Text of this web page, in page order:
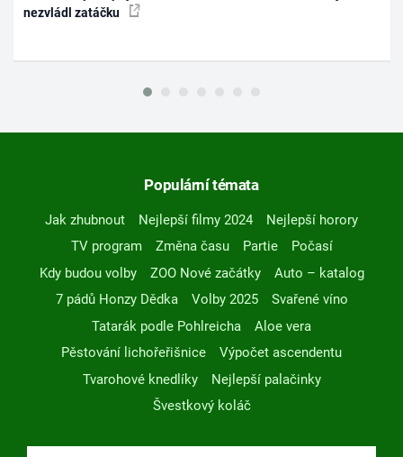
nezvládl zatáčku
Populární témata
Jak zhubnout Nejlepší filmy 2024
Nejlepší horory
TV program
Změna času Partie
Počasí
Kdy budou volby
ZOO Nové začátky
Auto – katalog
7 pádů Honzy Dědka
Volby 2025
Svařené víno
Tatarák podle Pohlreicha
Aloe vera
Pěstování lichořeřišnice
Výpočet ascendentu
Tvarohové knedlíky
Nejlepší palačinky
Švestkový koláč